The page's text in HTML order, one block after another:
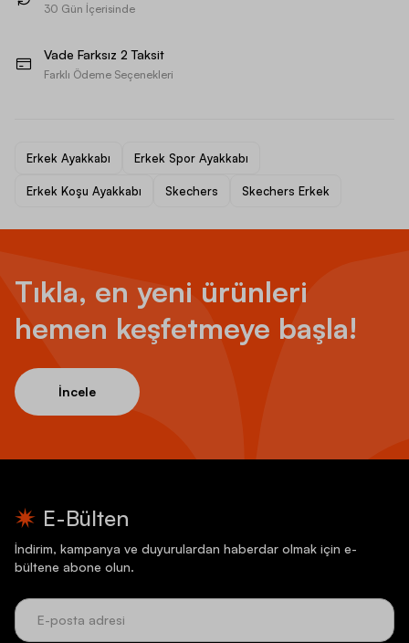
30 Gün İçerisinde
Vade Farksız 2 Taksit
Farklı Ödeme Seçenekleri
Erkek Ayakkabı Erkek Spor Ayakkabı
Erkek Koşu Ayakkabı Skechers Skechers Erkek
Tıkla, en yeni ürünleri
hemen keşfetmeye başla!
İncele
E-Bülten
İndirim, kampanya ve duyurulardan haberdar olmak için e-
bültene abone olun.